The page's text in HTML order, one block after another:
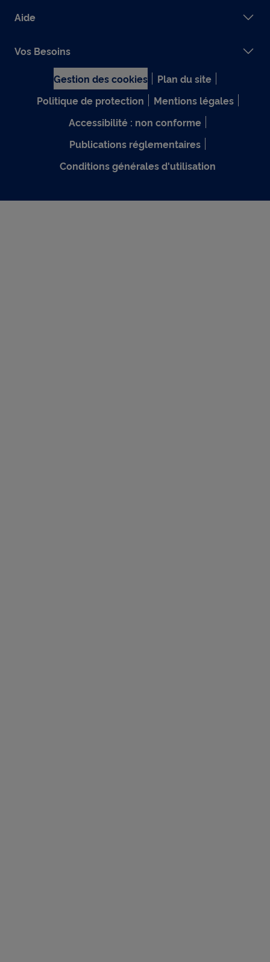
Aide
Vos Besoins
Gestion des cookies
Plan du site
Politique de protection
Mentions légales
Accessibilité : non conforme
Publications réglementaires
Conditions générales d'utilisation